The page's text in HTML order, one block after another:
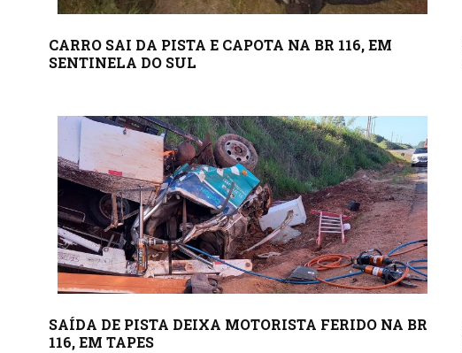
CARRO SAI DA PISTA E CAPOTA NA BR 116, EM
SENTINELA DO SUL
SAÍDA DE PISTA DEIXA MOTORISTA FERIDO NA BR
116, EM TAPES